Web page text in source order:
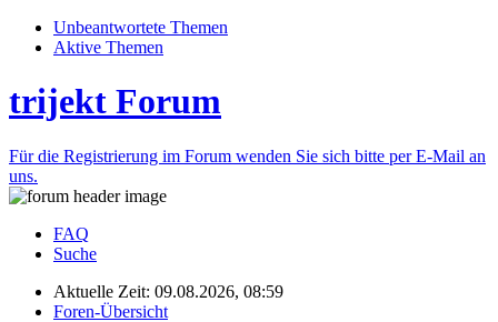
Unbeantwortete Themen
Aktive Themen
trijekt Forum
Für die Registrierung im Forum wenden Sie sich bitte per E-Mail an
uns.
FAQ
Suche
Aktuelle Zeit: 09.08.2026, 08:59
Foren-Übersicht